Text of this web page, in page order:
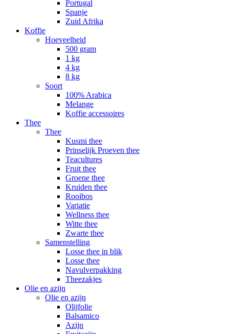
Portugal
Spanje
Zuid Afrika
Koffie
Hoeveelheid
500 gram
1 kg
4 kg
8 kg
Soort
100% Arabica
Melange
Koffie accessoires
Thee
Thee
Kusmi thee
Prinselijk Proeven thee
Teacultures
Fruit thee
Groene thee
Kruiden thee
Rooibos
Variatie
Wellness thee
Witte thee
Zwarte thee
Samenstelling
Losse thee in blik
Losse thee
Navulverpakking
Theezakjes
Olie en azijn
Olie en azijn
Olijfolie
Balsamico
Azijn